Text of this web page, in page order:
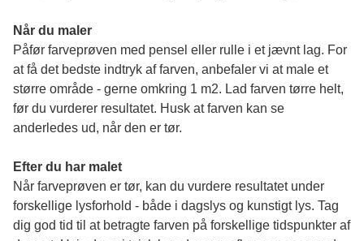
Når du maler
Påfør farveprøven med pensel eller rulle i et jævnt lag. For
at få det bedste indtryk af farven, anbefaler vi at male et
større område - gerne omkring 1 m2. Lad farven tørre helt,
før du vurderer resultatet. Husk at farven kan se
anderledes ud, når den er tør.
Efter du har malet
Når farveprøven er tør, kan du vurdere resultatet under
forskellige lysforhold - både i dagslys og kunstigt lys. Tag
dig god tid til at betragte farven på forskellige tidspunkter af